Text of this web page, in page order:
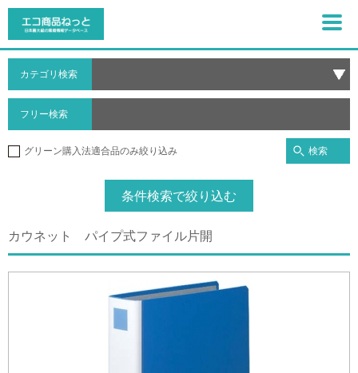
カテゴリ検索
フリー検索
グリーン購入法適合品のみ絞り込み 検索
条件検索で絞り込む
カウネット パイプ式ファイル片開